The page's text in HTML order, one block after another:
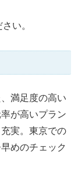
い。
満足度の高い
が高いプラン
実。東京での
めのチェック